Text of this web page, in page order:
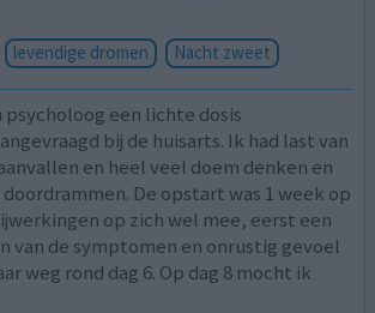
levendige dromen Nacht zweet
psycholoog een lichte dosis
bij de huisarts. Ik had last van
en heel veel doem denken en
De opstart was 1 week op
op zich wel mee, eerst een
van de symptomen en onrustig gevoel
weg rond dag 6. Op dag 8 mocht ik